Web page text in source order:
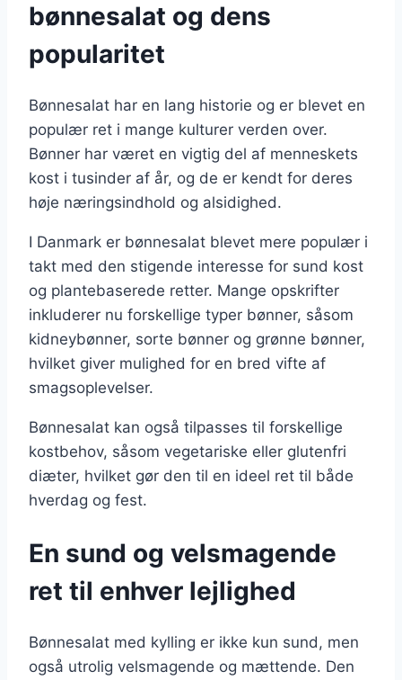
bønnesalat og dens
popularitet
Bønnesalat har en lang historie og er blevet en
populær ret i mange kulturer verden over.
Bønner har været en vigtig del af menneskets
kost i tusinder af år, og de er kendt for deres
høje næringsindhold og alsidighed.
I Danmark er bønnesalat blevet mere populær i
takt med den stigende interesse for sund kost
og plantebaserede retter. Mange opskrifter
inkluderer nu forskellige typer bønner, såsom
kidneybønner, sorte bønner og grønne bønner,
hvilket giver mulighed for en bred vifte af
smagsoplevelser.
Bønnesalat kan også tilpasses til forskellige
kostbehov, såsom vegetariske eller glutenfri
diæter, hvilket gør den til en ideel ret til både
hverdag og fest.
En sund og velsmagende
ret til enhver lejlighed
Bønnesalat med kylling er ikke kun sund, men
også utrolig velsmagende og mættende. Den